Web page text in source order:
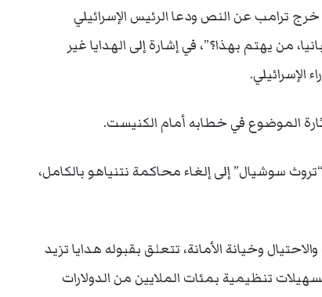
ترامب عن النص ودعا الرئيس الإسرائيلي
من يهتم بهذا؟”، في إشارة إلى الهدايا غير
الإسرائيلي.
الموضوع في خطابه أمام الكنيست.
سوشيال” إلى إلغاء محاكمة نتنياهو بالكامل،
وخيانة الأمانة، تتعلق بقبوله هدايا تزيد
تسهيلات تنظيمية بمئات الملايين من الدولارات